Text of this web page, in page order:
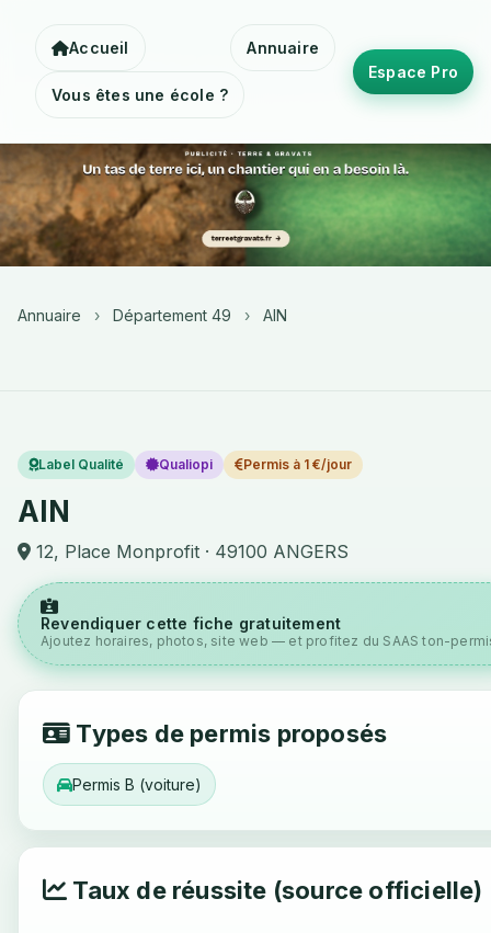
Accueil Annuaire
Vous êtes une école ?
Espace Pro
Annuaire › Département 49 › AIN
Label Qualité Qualiopi Permis à 1 €/jour
AIN
12, Place Monprofit · 49100 ANGERS
Revendiquer cette fiche gratuitement
Ajoutez horaires, photos, site web — et profitez du SAAS ton-
Types de permis proposés
Permis B (voiture)
Taux de réussite (source officielle)